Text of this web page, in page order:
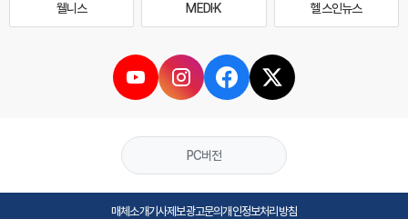
웰니스 MEDI·K 헬스인뉴스
PC버전
매체소개기사제보광고문의개인정보처리방침